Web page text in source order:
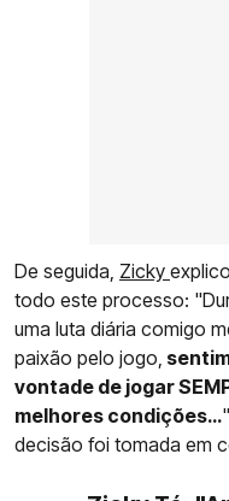
De seguida, Zicky
todo este processo:
uma luta diária comigo
paixão pelo jogo,
vontade de jogar
melhores condições…
decisão foi tomada em